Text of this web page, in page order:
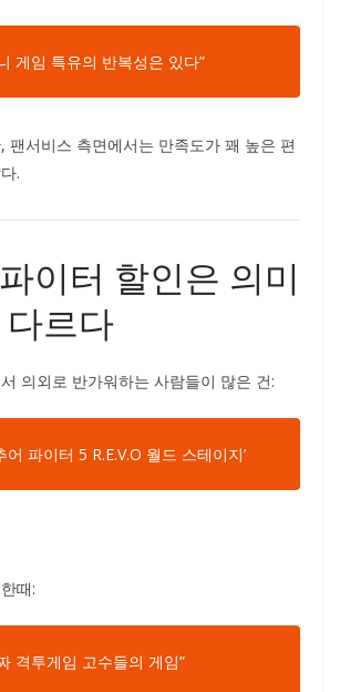
게임 특유의 반복성은 있다”
팬서비스 측면에서는 만족도가 꽤 높은 편
.
이터 할인은 의미
르다
의외로 반가워하는 사람들이 많은 건:
어 파이터 5 R.E.V.O 월드 스테이지’
때:
격투게임 고수들의 게임”